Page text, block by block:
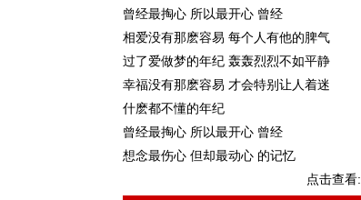
曾经最掏心 所以最开心 曾经
相爱没有那麽容易 每个人有他的脾气
过了爱做梦的年纪 轰轰烈烈不如平静
幸福没有那麽容易 才会特别让人着迷
什麽都不懂的年纪
曾经最掏心 所以最开心 曾经
想念最伤心 但却最动心 的记忆
点击查看: